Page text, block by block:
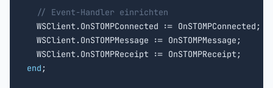
// Event-Handler einrichten
  WSClient.OnSTOMPConnected := OnSTOMPConnected;
  WSClient.OnSTOMPMessage := OnSTOMPMessage;
end ;